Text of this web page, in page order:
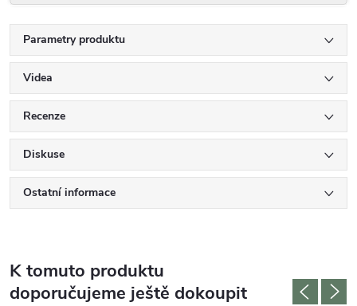
Parametry produktu
Videa
Recenze
Diskuse
Ostatní informace
K tomuto produktu
doporučujeme ještě dokoupit